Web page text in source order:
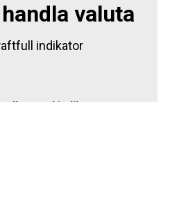
valuta
indikator
med indikatorn